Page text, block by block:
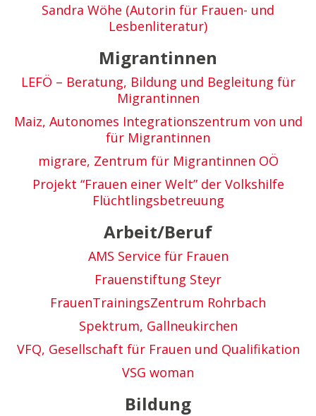
Sandra Wöhe (Autorin für Frauen- und
Lesbenliteratur)
Migrantinnen
LEFÖ – Beratung, Bildung und Begleitung für
Migrantinnen
Maiz, Autonomes Integrationszentrum von und
für Migrantinnen
migrare, Zentrum für Migrantinnen OÖ
Projekt “Frauen einer Welt” der Volkshilfe
Flüchtlingsbetreuung
Arbeit/Beruf
AMS Service für Frauen
Frauenstiftung Steyr
FrauenTrainingsZentrum Rohrbach
Spektrum, Gallneukirchen
VFQ, Gesellschaft für Frauen und Qualifikation
VSG woman
Bildung